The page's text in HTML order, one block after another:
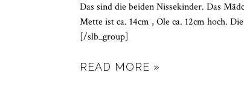
Das sind die beiden Nissekinder. Das
Mette ist ca. 14cm , Ole ca. 12cm hoch.
[/slb_group]
READ MORE »